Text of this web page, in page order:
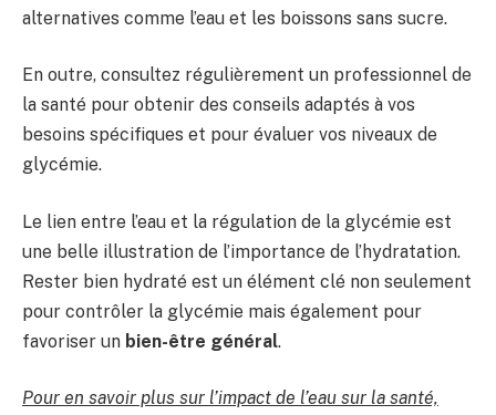
alternatives comme l’eau et les boissons sans sucre.
En outre, consultez régulièrement un professionnel de
la santé pour obtenir des conseils adaptés à vos
besoins spécifiques et pour évaluer vos niveaux de
glycémie.
Le lien entre l’eau et la régulation de la glycémie est
une belle illustration de l’importance de l’hydratation.
Rester bien hydraté est un élément clé non seulement
pour contrôler la glycémie mais également pour
favoriser un bien-être général.
Pour en savoir plus sur l’impact de l’eau sur la santé,